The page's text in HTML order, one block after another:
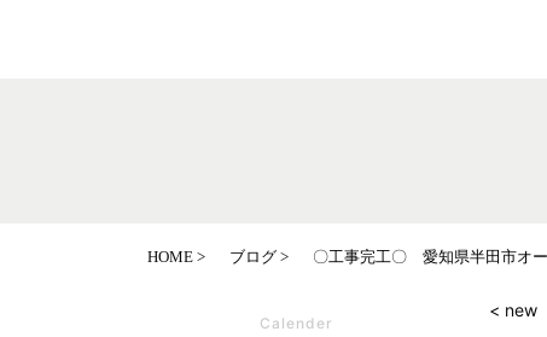
HOME ブログ 〇工事完工〇 愛知県半田市オ
< new
Calender